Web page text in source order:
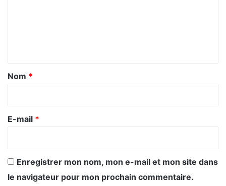
a
r
e
Nom *
E-mail *
Enregistrer mon nom, mon e-mail et mon site dans
le navigateur pour mon prochain commentaire.